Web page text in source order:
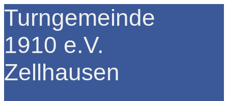
Turngemeinde
1910 e.V.
Zellhausen